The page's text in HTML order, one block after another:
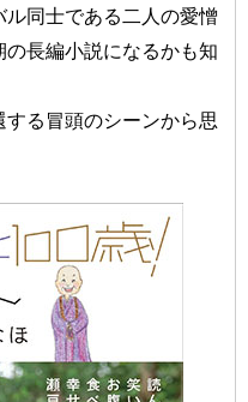
同士である二人の愛憎
長編小説になるかも知
る冒頭のシーンから思